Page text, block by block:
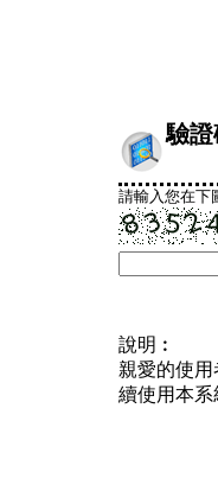
驗證
請輸入您在下
說明︰
親愛的使
續使用本系